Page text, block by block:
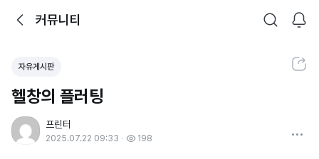
뒤로가기커뮤니티
커뮤니티
검색
알림
공유하기
자유게시판
헬창의 플러팅
프린터
2025.07.22 09:33 198